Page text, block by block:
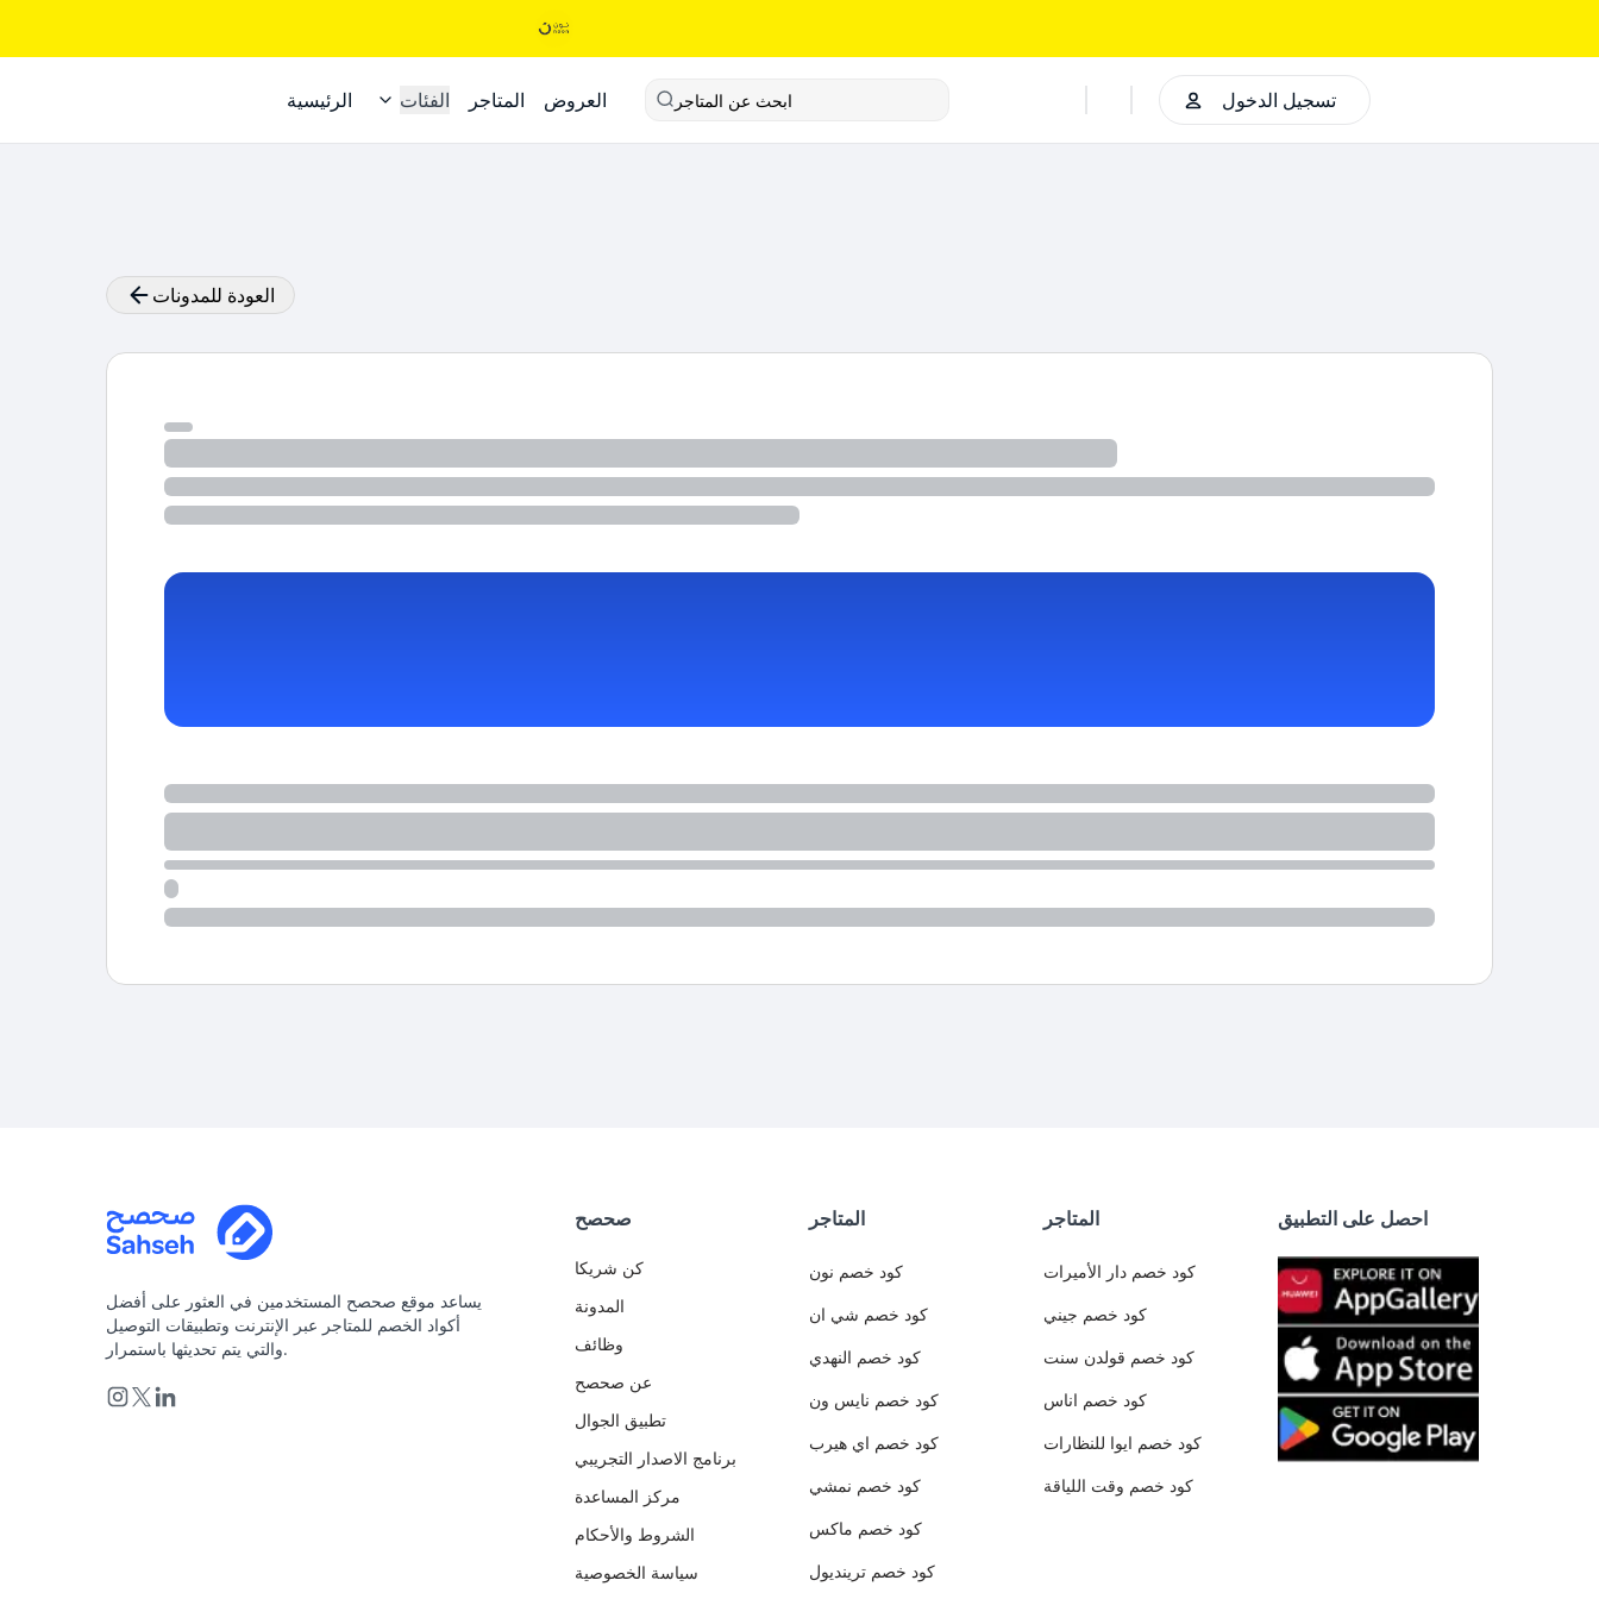
الرئيسية الفئات المتاجر العروض ابحث عن المتاجر تسجيل الدخول
العودة للمدونات
يساعد موقع صحصح المستخدمين في العثور على أفضل
أكواد الخصم للمتاجر عبر الإنترنت وتطبيقات التوصيل
والتي يتم تحديثها باستمرار.
صحصح
كن شريكا
المدونة
وظائف
عن صحصح
تطبيق الجوال
برنامج الاصدار التجريبي
مركز المساعدة
الشروط والأحكام
سياسة الخصوصية
المتاجر
كود خصم نون
كود خصم شي ان
كود خصم النهدي
كود خصم نايس ون
كود خصم اي هيرب
كود خصم نمشي
كود خصم ماكس
كود خصم ترينديول
المتاجر
كود خصم دار الأميرات
كود خصم جيني
كود خصم قولدن سنت
كود خصم اناس
كود خصم ايوا للنظارات
كود خصم وقت اللياقة
احصل على التطبيق